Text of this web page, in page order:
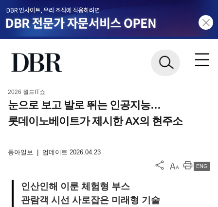
2026 월드IT쇼
눈으로 보고 발로 뛰는 인공지능…
롯데이노베이트가 제시한 AX의 현주소
동아일보 업데이트 2026.04.23
ENG
인산인해 이룬 체험형 부스
관람객 시선 사로잡은 미래형 기술